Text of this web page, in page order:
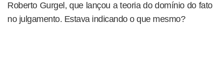
Roberto Gurgel, que lançou a teoria do domínio do fato
no julgamento. Estava indicando o que mesmo?